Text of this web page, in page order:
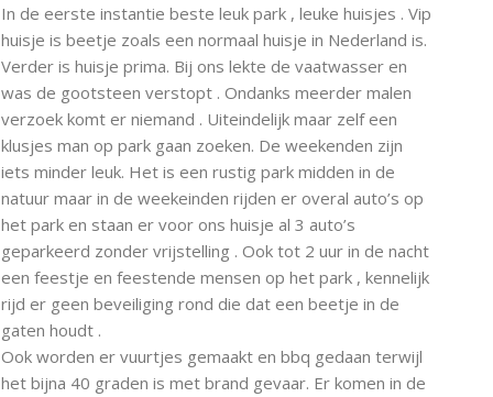
In de eerste instantie beste leuk park , leuke huisjes . Vip
huisje is beetje zoals een normaal huisje in Nederland is.
Verder is huisje prima. Bij ons lekte de vaatwasser en
was de gootsteen verstopt . Ondanks meerder malen
verzoek komt er niemand . Uiteindelijk maar zelf een
klusjes man op park gaan zoeken. De weekenden zijn
iets minder leuk. Het is een rustig park midden in de
natuur maar in de weekeinden rijden er overal auto’s op
het park en staan er voor ons huisje al 3 auto’s
geparkeerd zonder vrijstelling . Ook tot 2 uur in de nacht
een feestje en feestende mensen op het park , kennelijk
rijd er geen beveiliging rond die dat een beetje in de
gaten houdt .
Ook worden er vuurtjes gemaakt en bbq gedaan terwijl
het bijna 40 graden is met brand gevaar. Er komen in de